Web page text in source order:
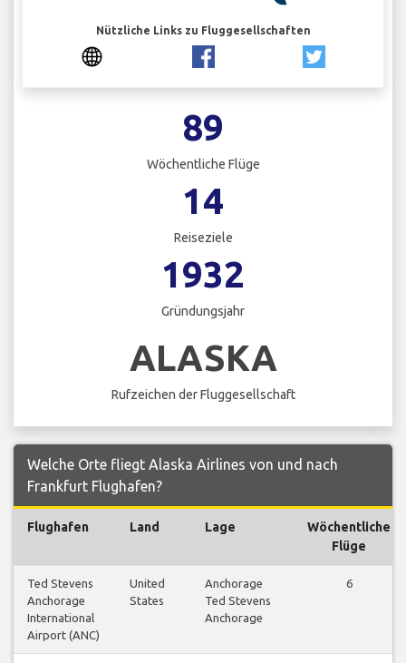
Nützliche Links zu Fluggesellschaften
89
Wöchentliche Flüge
14
Reiseziele
1932
Gründungsjahr
ALASKA
Rufzeichen der Fluggesellschaft
Welche Orte fliegt Alaska Airlines von und nach
Frankfurt Flughafen?
Flughafen Land Lage
Wöchentliche
Flüge
Ted Stevens
Anchorage
International
Airport (ANC)
United
States
Anchorage
Ted Stevens
Anchorage
6